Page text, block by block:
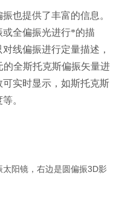
也提供了丰富的信息。
全偏振光进行*的描
线偏振进行定量描述，
全斯托克斯偏振矢量进
实时显示，如斯托克斯
。
阳镜，右边是圆偏振3D影